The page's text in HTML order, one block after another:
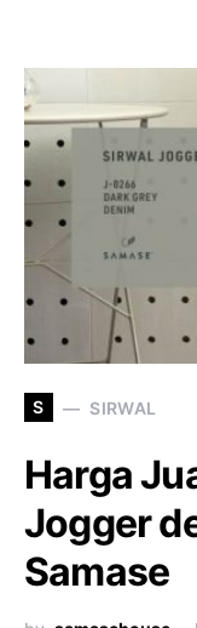
S SIRWAL
Harga
Jogger
Samase